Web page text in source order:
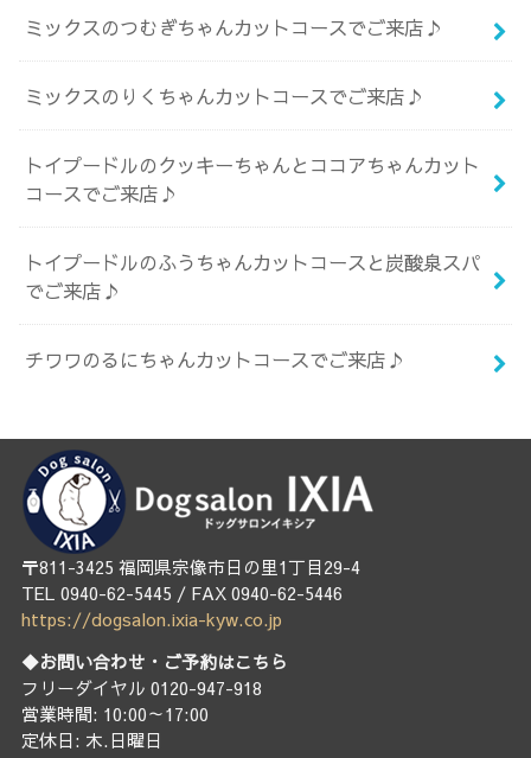
ミックスのつむぎちゃんカットコースでご来店♪
ミックスのりくちゃんカットコースでご来店♪
トイプードルのクッキーちゃんとココアちゃんカット
コースでご来店♪
トイプードルのふうちゃんカットコースと炭酸泉スパ
でご来店♪
チワワのるにちゃんカットコースでご来店♪
〒811-3425 福岡県宗像市日の里1丁目29-4
TEL 0940-62-5445 / FAX 0940-62-5446
https://dogsalon.ixia-kyw.co.jp
◆お問い合わせ・ご予約はこちら
フリーダイヤル 0120-947-918
営業時間: 10:00～17:00
定休日: 木.日曜日